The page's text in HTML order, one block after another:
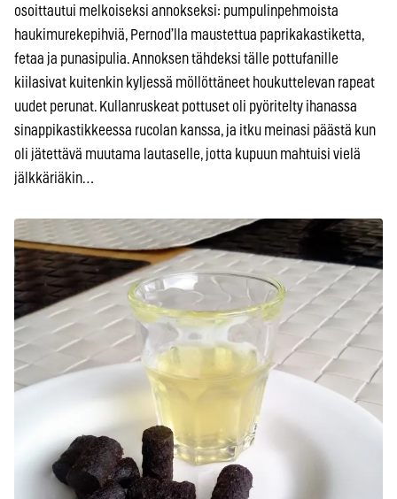
osoittautui melkoiseksi annokseksi: pumpulinpehmoista
haukimurekepihviä, Pernod’lla maustettua paprikakastiketta,
fetaa ja punasipulia. Annoksen tähdeksi tälle pottufanille
kiilasivat kuitenkin kyljessä möllöttäneet houkuttelevan rapeat
uudet perunat. Kullanruskeat pottuset oli pyöritelty ihanassa
sinappikastikkeessa rucolan kanssa, ja itku meinasi päästä kun
oli jätettävä muutama lautaselle, jotta kupuun mahtuisi vielä
jälkkäriäkin…